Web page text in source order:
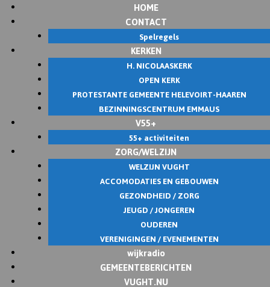
HOME
CONTACT
Spelregels
KERKEN
H. NICOLAASKERK
OPEN KERK
PROTESTANTE GEMEENTE HELEVOIRT-HAAREN
BEZINNINGSCENTRUM EMMAUS
V55+
55+ activiteiten
ZORG/WELZIJN
WELZIJN VUGHT
ACCOMODATIES EN GEBOUWEN
GEZONDHEID / ZORG
JEUGD / JONGEREN
OUDEREN
VERENIGINGEN / EVENEMENTEN
wijkradio
GEMEENTEBERICHTEN
VUGHT.NU